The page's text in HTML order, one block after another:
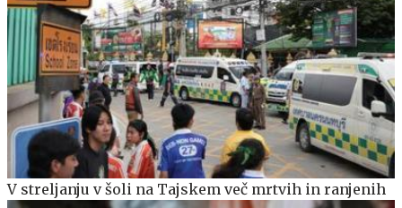
V streljanju v šoli na Tajskem več mrtvih in ranjenih